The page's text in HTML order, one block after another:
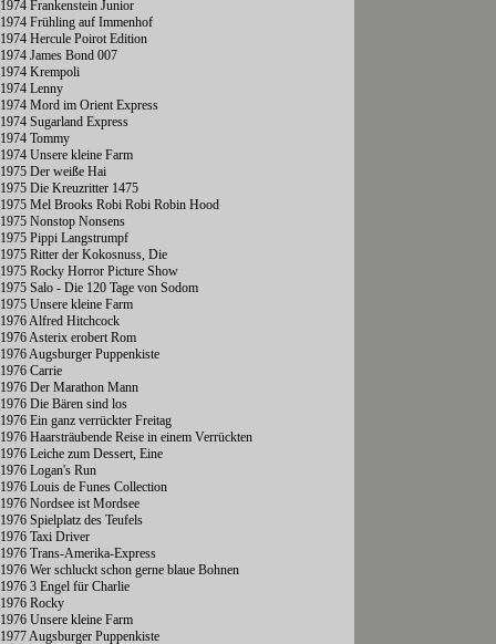
1974 Frankenstein Junior
1974 Frühling auf Immenhof
1974 Hercule Poirot Edition
1974 James Bond 007
1974 Krempoli
1974 Lenny
1974 Mord im Orient Express
1974 Sugarland Express
1974 Tommy
1974 Unsere kleine Farm
1975 Der weiße Hai
1975 Die Kreuzritter 1475
1975 Mel Brooks Robi Robi Robin Hood
1975 Nonstop Nonsens
1975 Pippi Langstrumpf
1975 Ritter der Kokosnuss, Die
1975 Rocky Horror Picture Show
1975 Salo - Die 120 Tage von Sodom
1975 Unsere kleine Farm
1976 Alfred Hitchcock
1976 Asterix erobert Rom
1976 Augsburger Puppenkiste
1976 Carrie
1976 Der Marathon Mann
1976 Die Bären sind los
1976 Ein ganz verrückter Freitag
1976 Haarsträubende Reise in einem Verrückten
1976 Leiche zum Dessert, Eine
1976 Logan's Run
1976 Louis de Funes Collection
1976 Nordsee ist Mordsee
1976 Spielplatz des Teufels
1976 Taxi Driver
1976 Trans-Amerika-Express
1976 Wer schluckt schon gerne blaue Bohnen
1976 3 Engel für Charlie
1976 Rocky
1976 Unsere kleine Farm
1977 Augsburger Puppenkiste